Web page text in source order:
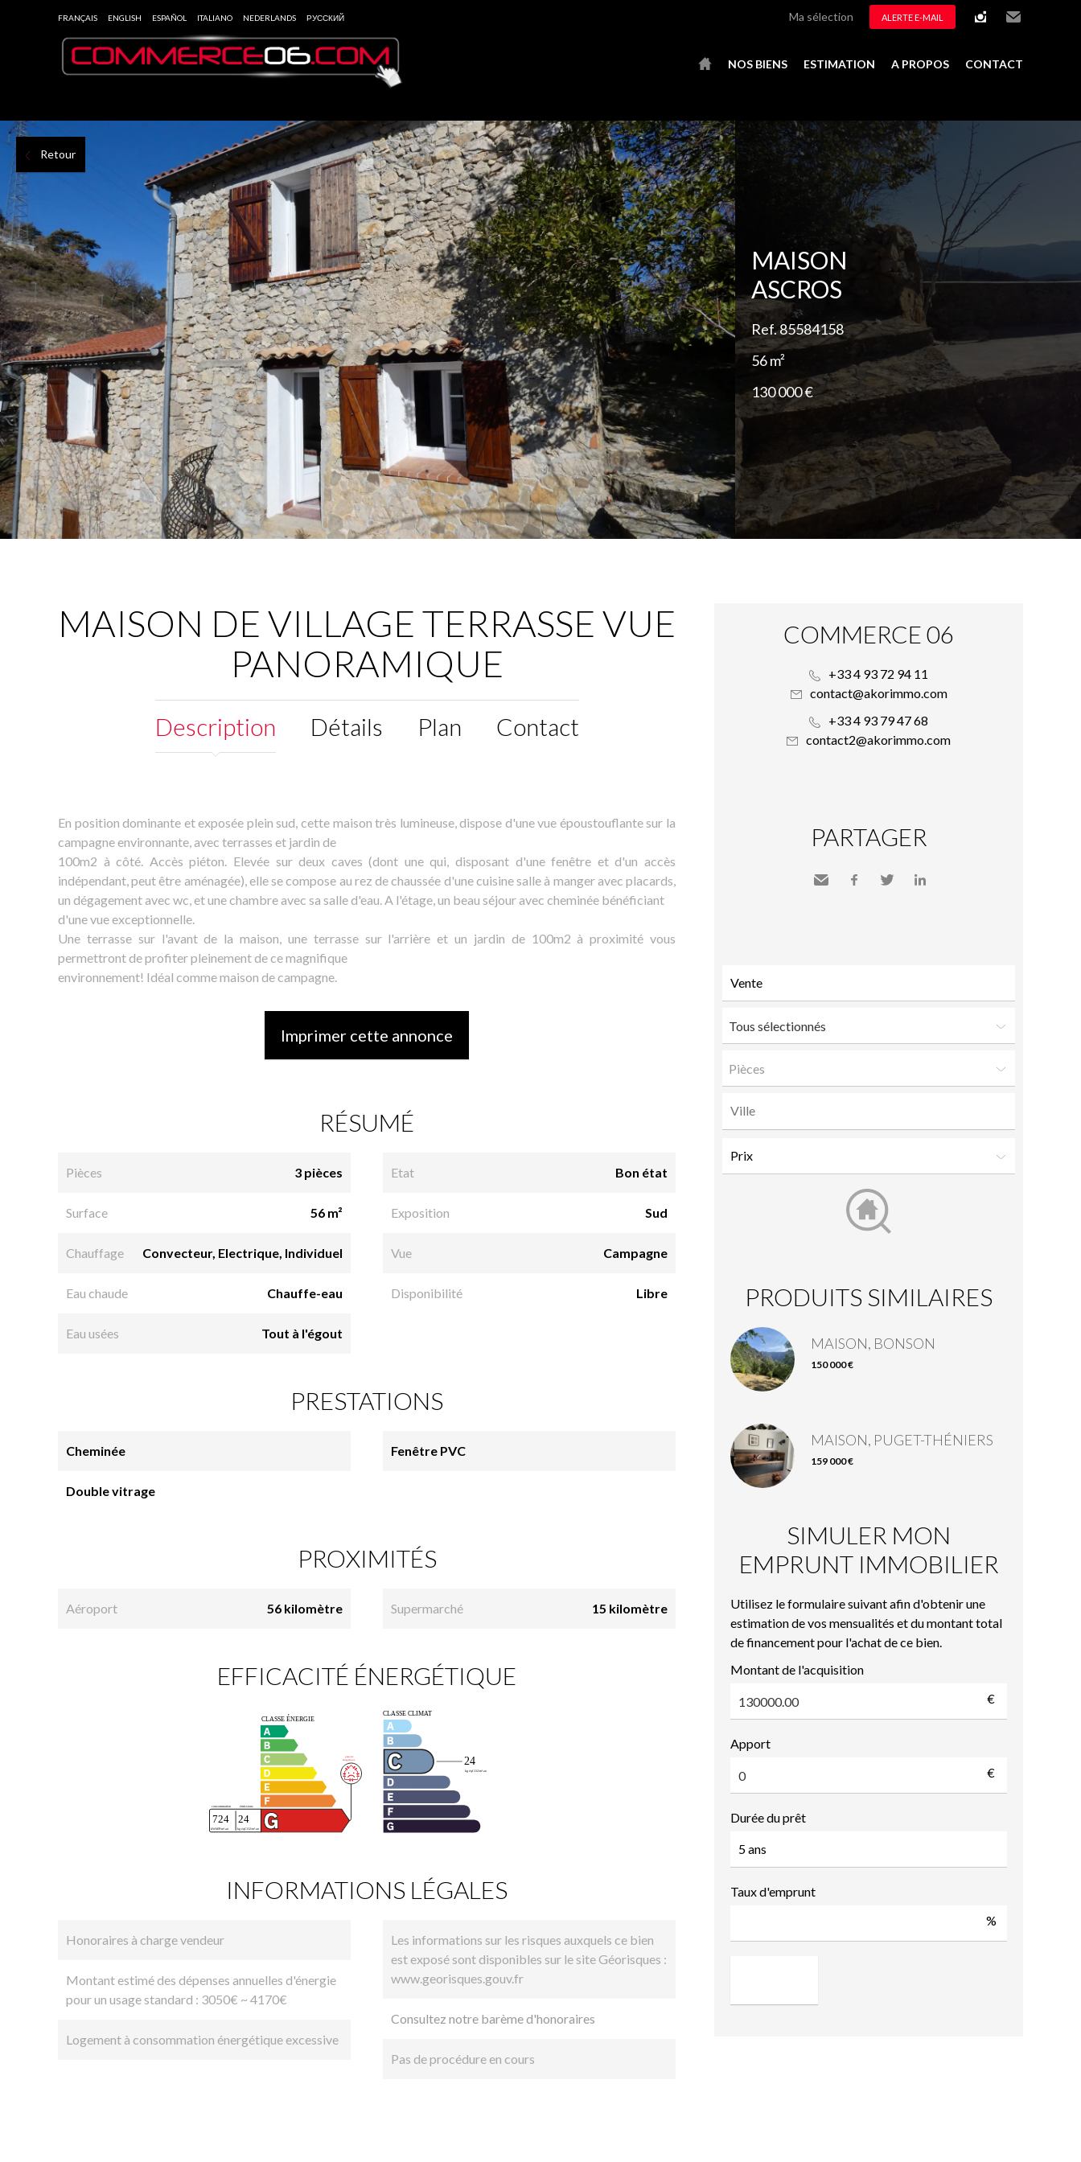
FRANÇAIS ENGLISH ESPAÑOL ITALIANO NEDERLANDS РУССКИЙ Ma sélection ALERTE E-MAIL
NOS BIENS ESTIMATION A PROPOS CONTACT
Retour
Ajouter à la sélection
MAISON
ASCROS
Ref. 85584158
56 m²
130 000 €
MAISON DE VILLAGE TERRASSE VUE
PANORAMIQUE
Description Détails Plan Contact
En position dominante et exposée plein sud, cette maison très lumineuse, dispose d'une vue époustouflante sur la
campagne environnante, avec terrasses et jardin de
100m2 à côté. Accès piéton. Elevée sur deux caves (dont une qui, disposant d'une fenêtre et d'un accès
indépendant, peut être aménagée), elle se compose au rez de chaussée d'une cuisine salle à manger avec placards,
un dégagement avec wc, et une chambre avec sa salle d'eau. A l'étage, un beau séjour avec cheminée bénéficiant
d'une vue exceptionnelle.
Une terrasse sur l'avant de la maison, une terrasse sur l'arrière et un jardin de 100m2 à proximité vous
permettront de profiter pleinement de ce magnifique
environnement! Idéal comme maison de campagne.
Imprimer cette annonce
RÉSUMÉ
Pièces 3 pièces
Surface 56 m²
Chauffage Convecteur, Electrique, Individuel
Eau chaude Chauffe-eau
Eau usées Tout à l'égout
Etat Bon état
Exposition Sud
Vue Campagne
Disponibilité Libre
PRESTATIONS
Cheminée
Double vitrage
Fenêtre PVC
PROXIMITÉS
Aéroport 56 kilomètre Supermarché 15 kilomètre
EFFICACITÉ ÉNERGÉTIQUE
INFORMATIONS LÉGALES
Honoraires à charge vendeur
Montant estimé des dépenses annuelles d'énergie
pour un usage standard : 3050€ ~ 4170€
Logement à consommation énergétique excessive
Les informations sur les risques auxquels ce bien
est exposé sont disponibles sur le site Géorisques :
www.georisques.gouv.fr
Consultez notre barème d'honoraires
Pas de procédure en cours
COMMERCE 06
+33 4 93 72 94 11
contact@akorimmo.com
+33 4 93 79 47 68
contact2@akorimmo.com
PARTAGER
Tous sélectionnés
Pièces
PRODUITS SIMILAIRES
MAISON, BONSON
150 000 €
MAISON, PUGET-THÉNIERS
159 000 €
SIMULER MON
EMPRUNT IMMOBILIER
Utilisez le formulaire suivant afin d'obtenir une
estimation de vos mensualités et du montant total
de financement pour l'achat de ce bien.
Montant de l'acquisition
€
Apport
€
Durée du prêt
Taux d'emprunt
%